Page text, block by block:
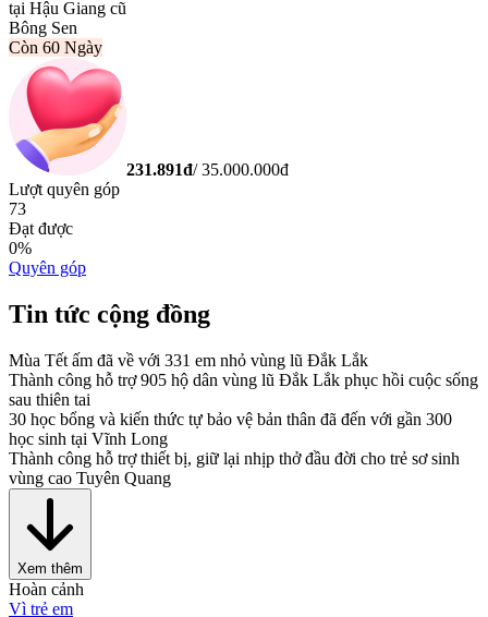
tại Hậu Giang cũ
Bông Sen
Còn 60 Ngày
231.891đ/35.000.000đ
Lượt quyên góp
73
Đạt được
0%
Quyên góp
Tin tức cộng đồng
Mùa Tết ấm đã về với 331 em nhỏ vùng lũ Đắk Lắk
Thành công hỗ trợ 905 hộ dân vùng lũ Đắk Lắk phục hồi cuộc sống
sau thiên tai
30 học bổng và kiến thức tự bảo vệ bản thân đã đến với gần 300
học sinh tại Vĩnh Long
Thành công hỗ trợ thiết bị, giữ lại nhịp thở đầu đời cho trẻ sơ sinh
vùng cao Tuyên Quang
Xem thêm
Hoàn cảnh
Vì trẻ em